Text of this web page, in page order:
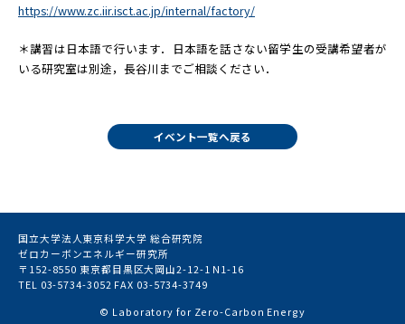
https://www.zc.iir.isct.ac.jp/internal/factory/
＊講習は日本語で行います．日本語を話さない留学生の受講希望者が
いる研究室は別途，長谷川までご相談ください．
イベント一覧へ戻る
国立大学法人東京科学大学 総合研究院
ゼロカーボンエネルギー研究所
〒152-8550 東京都目黒区大岡山2-12-1 N1-16
TEL 03-5734-3052 FAX 03-5734-3749
© Laboratory for Zero-Carbon Energy